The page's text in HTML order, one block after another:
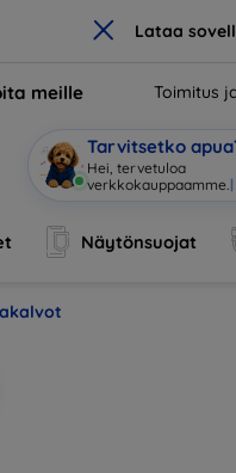
× Lataa
meille Toimitus
Tarvitsetko
Olen Mo|
Näytönsuojat